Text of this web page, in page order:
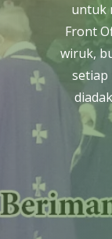
untuk
Front
wiruk,
setiap